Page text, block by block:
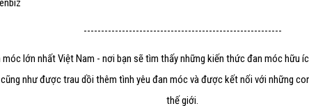
---------------------------------------------------------
lớn nhất Việt Nam - nơi bạn sẽ tìm thấy những kiến thức đan móc hữu
như được trau dồi thêm tình yêu đan móc và được kết nối với những
thế giới.